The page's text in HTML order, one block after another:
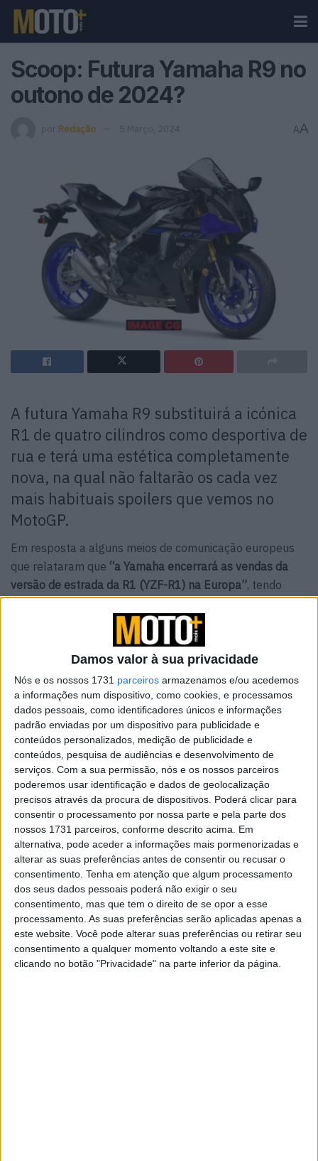
Damos valor à sua privacidade
Nós e os nossos 1731 parceiros armazenamos e/ou acedemos
a informações num dispositivo, como cookies, e processamos
dados pessoais, como identificadores únicos e informações
padrão enviadas por um dispositivo para publicidade e
conteúdos personalizados, medição de publicidade e
conteúdos, pesquisa de audiências e desenvolvimento de
serviços. Com a sua permissão, nós e os nossos parceiros
poderemos usar identificação e dados de geolocalização
precisos através da procura de dispositivos. Poderá clicar para
consentir o processamento por nossa parte e pela parte dos
nossos 1731 parceiros, conforme descrito acima. Em
alternativa, pode aceder a informações mais pormenorizadas e
alterar as suas preferências antes de consentir ou recusar o
consentimento. Tenha em atenção que algum processamento
dos seus dados pessoais poderá não exigir o seu
consentimento, mas que tem o direito de se opor a esse
processamento. As suas preferências serão aplicadas apenas a
este website. Você pode alterar suas preferências ou retirar seu
consentimento a qualquer momento voltando a este site e
clicando no botão "Privacidade" na parte inferior da página.
Scoop: Futura Yamaha R9 no
outono de 2024?
por Redação 5 Março, 2024 AA
A futura Yamaha R9 substituirá a icónica
R1 de quatro cilindros como desportiva de
rua e terá uma estética completamente
nova, na qual não faltarão os cada vez
mais habituais spoilers que vemos no
MotoGP.
Em resposta a alguns meios de comunicação europeus
que relataram que “a Yamaha encerrará as vendas da
versão de estrada da R1 (YZF-R1) na Europa”, tendo
como fonte principal as informações veículadas pelos
responsáveis ​​da Yamaha UK (Reino Unido), a
Racing Europe emitiu o seguinte comunicado:
“A Yamaha continua totalmente empenhada em competir
com a R1 nas principais corridas de produção realizadas
em todo o mundo, incluindo o Campeonato do Mundo de
Superbike da FIM (WSBK) e o Campeonato do Mundo de
Endurance (EWC). Esta iniciativa também se estende ao
apoio a equipas e utilizadores que continuam a competir
com o modelo superdesportivo emblemático da Yamaha.”
“A produção da R1 continuará, assim como o programa
de desenvolvimento que conquistou títulos mundiais no
WSBK e no EWC. Continua a ser uma escolha popular
para aqueles que querem aprimorar as suas habilidades.
Portanto, dado o desafio de cumprir os requisitos de
homologação Euro 5+, planeamos lançar uma R1 com
especificações de pista, semelhante à R6, a partir de
2025.”